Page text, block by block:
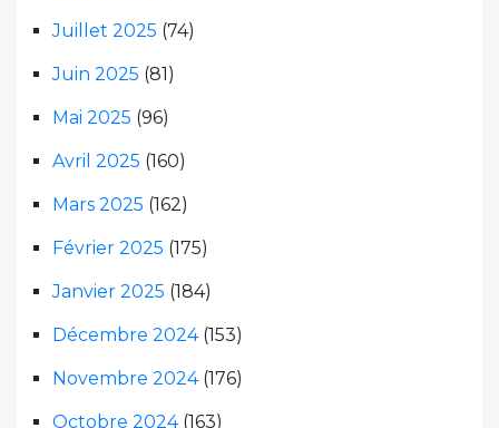
Juillet 2025 (74)
Juin 2025 (81)
Mai 2025 (96)
Avril 2025 (160)
Mars 2025 (162)
Février 2025 (175)
Janvier 2025 (184)
Décembre 2024(153)
Novembre 2024(176)
Octobre 2024(163)